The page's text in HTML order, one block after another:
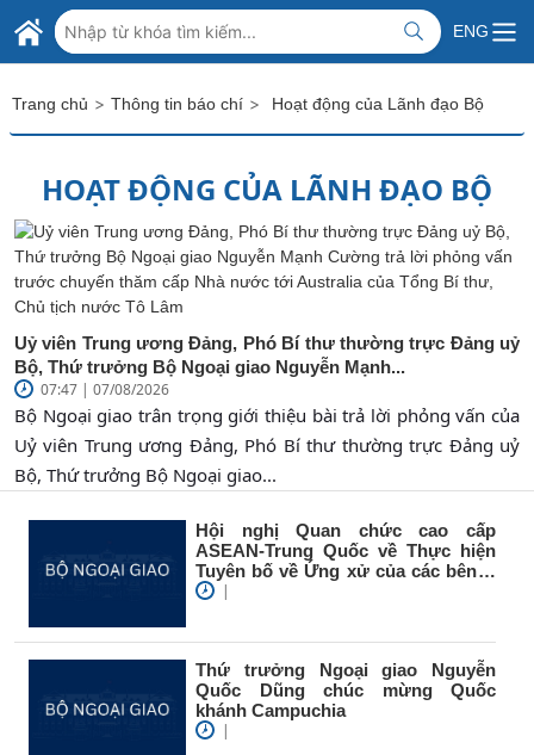
Skip to Main Content
BỘ NGOẠI GIAO VIỆT NAM
MINISTRY OF FOREIGN AFFAIRS
ENG
Trang chủ > Thông tin báo chí > Hoạt động của Lãnh đạo Bộ
HOẠT ĐỘNG CỦA LÃNH ĐẠO BỘ
Uỷ viên Trung ương Đảng, Phó Bí thư thường trực Đảng uỷ
Bộ, Thứ trưởng Bộ Ngoại giao Nguyễn Mạnh...
07:47 | 07/08/2026
Bộ Ngoại giao trân trọng giới thiệu bài trả lời phỏng vấn của
Uỷ viên Trung ương Đảng, Phó Bí thư thường trực Đảng uỷ
Bộ, Thứ trưởng Bộ Ngoại giao...
Hội nghị Quan chức cao cấp
ASEAN-Trung Quốc về Thực hiện
Tuyên bố về Ứng xử của các bên ở
Biển...
|
Thứ trưởng Ngoại giao Nguyễn
Quốc Dũng chúc mừng Quốc
khánh Campuchia
|